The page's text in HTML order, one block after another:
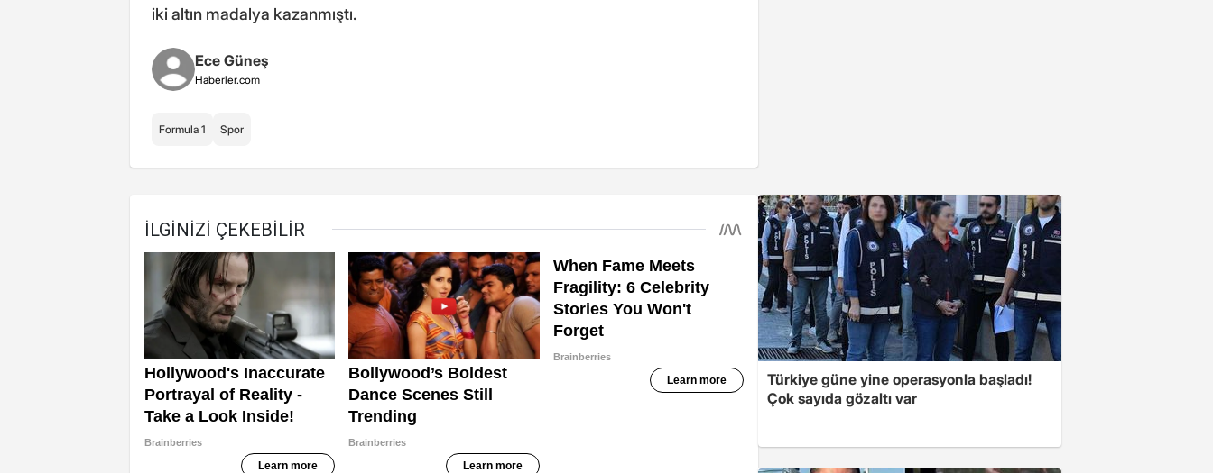
iki altın madalya kazanmıştı.
Ece Güneş
Haberler.com
Formula 1 Spor
Türkiye güne yine operasyonla başladı!
Çok sayıda gözaltı var